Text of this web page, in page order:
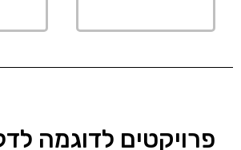
פרויקטים לדוגמה